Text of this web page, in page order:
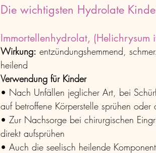
Die wichtigsten Hydrolate
Immortellenhydrolat, (Helichrysum
Wirkung: entzündungshemmend,
heilend
Verwendung für Kinder
• Nach Unfällen jeglicher Art, bei
auf betroffene Körperstelle sprühen
• Zur Nachsorge bei chirurgischen
direkt aufsprühen
• Auch die seelisch heilende